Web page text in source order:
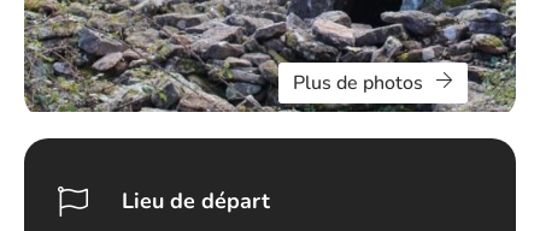
Plus de photos
Lieu de départ